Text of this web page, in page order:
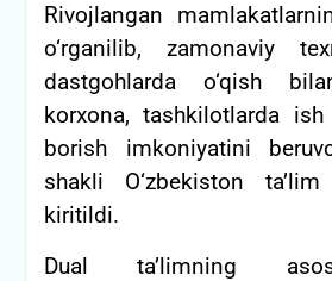
Rivojlangan
o‘rganilib, zamonaviy
dastgohlarda o‘qish
korxona, tashkilotlarda
borish imkoniyatini
shakli O‘zbekiston
kiritildi.
Dual ta’limning